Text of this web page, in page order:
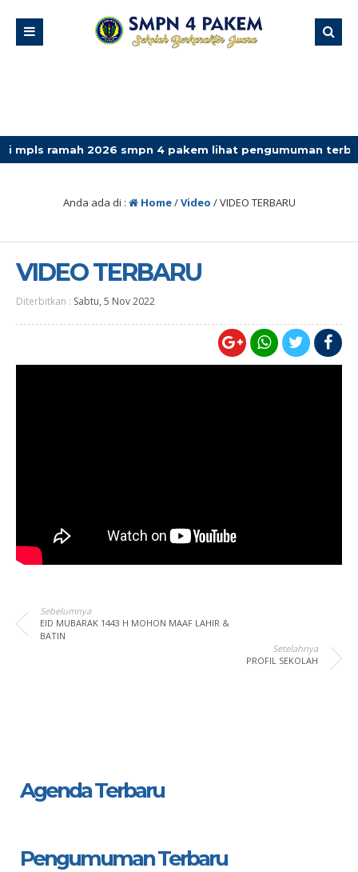
2026 smpn 4 pakem lihat pengumuman terbaru
Anda ada di : Home/Video /VIDEO TERBARU
VIDEO TERBARU
Diterbitkan : Sabtu, 5 Nov 2022
Sebelumnya
EID MUBARAK 1443 H MOHON MAAF LAHIR &
BATIN
Setelahnya
PROFIL SEKOLAH
Agenda Terbaru
Pengumuman Terbaru